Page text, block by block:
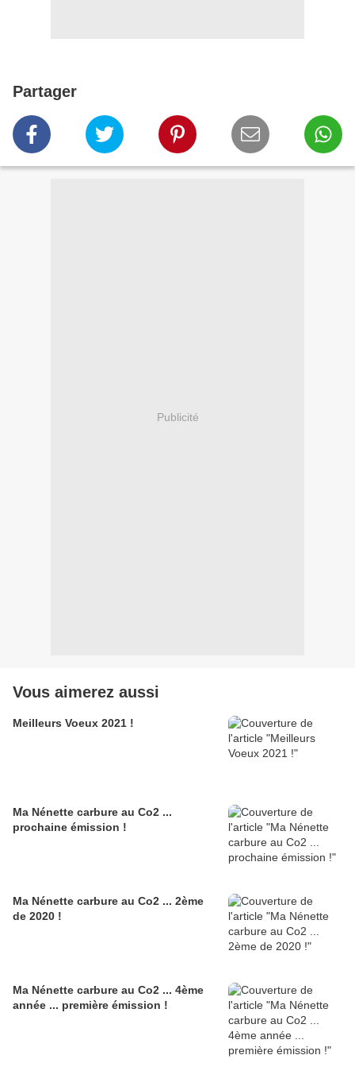
Partager
Publicité
Vous aimerez aussi
Meilleurs Voeux 2021 !
Ma Nénette carbure au Co2 ...
prochaine émission !
Ma Nénette carbure au Co2 ... 2ème
de 2020 !
Ma Nénette carbure au Co2 ... 4ème
année ... première émission !